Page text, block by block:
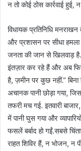
न तो कोई ठोस कार्रवाई हुई,
विधायक प्रतिनिधि
और प्रशासन पर सीधा हमला
जनता की जान से खिलवाड़
इंतज़ार कर रहे हैं और अब फिर
है, ज़मीन पर कुछ नहीं.” बिना
अचानक पानी छोड़ा गया,
तफरी मच गई. इतवारी
में पानी घुस गया और
फसलें बर्बाद हो गईं.सबसे
राहत शिविर हैं, न भोजन, न